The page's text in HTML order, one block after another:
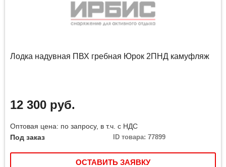
Лодка надувная ПВХ гребная Юрок 2ПНД камуфляж
12 300 руб.
Оптовая цена: по запросу, в т.ч. с НДС
Под заказ
ID товара: 77899
ОСТАВИТЬ ЗАЯВКУ